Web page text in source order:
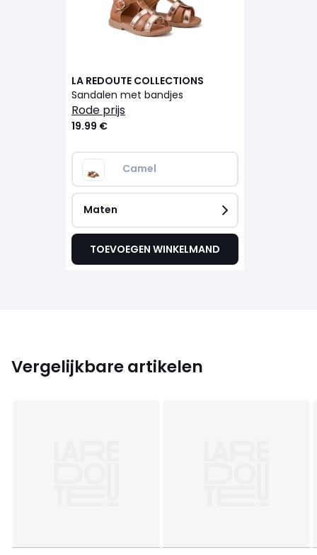
LA REDOUTE COLLECTIONS
Sandalen met bandjes
rode prijs
19.99 €
Camel
Maten
TOEVOEGEN WINKELMAND
Vergelijkbare artikelen